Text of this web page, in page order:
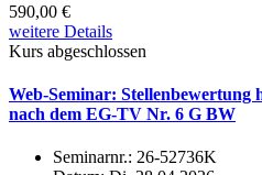
590,00 €
weitere Details
Kurs abgeschlossen
Web-Seminar: Stellenbewertung
nach dem EG-TV Nr. 6 G BW
Seminarnr.: 26-52736K